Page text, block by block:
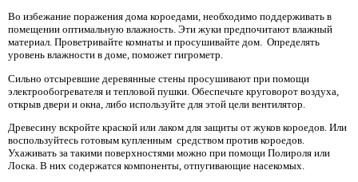
Во избежание поражения дома короедами, необходимо поддерживать в
помещении оптимальную влажность. Эти жуки предпочитают влажный
материал. Проветривайте комнаты и просушивайте дом. Определять
уровень влажности в доме, поможет гигрометр.
Сильно отсыревшие деревянные стены просушивают при помощи
электрообогревателя и тепловой пушки. Обеспечьте круговорот воздуха,
открыв двери и окна, либо используйте для этой цели вентилятор.
Древесину вскройте краской или лаком для защиты от жуков короедов. Или
воспользуйтесь готовым купленным средством против короедов.
Ухаживать за такими поверхностями можно при помощи Полироля или
Лоска. В них содержатся компоненты, отпугивающие насекомых.